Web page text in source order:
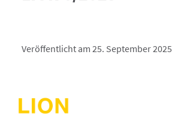
Veröffentlicht am 25. September 2025